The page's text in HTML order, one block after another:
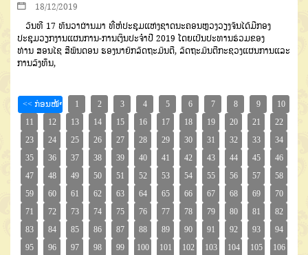
18/12/2019
ວັນທີ 17 ທັນວາຜ່ານມາ ທີ່ຫໍປະຊຸມແຫ່ງຊາດນະຄອນຫຼວງວຽງຈັນໄດ້ມີກອງ
ປະຊຸມວຽກງານແຜນການ-ການເງິນປະຈຳປີ 2019 ໂດຍເປັນປະທານຮ່ວມຂອງ
ທ່ານ ສອນໄຊ ສີພັນດອນ ຮອງນາຍົກລັດຖະມົນຕີ, ລັດຖະມົນຕີກະຊວງແຜນການແລະ
ການລົງທຶນ,